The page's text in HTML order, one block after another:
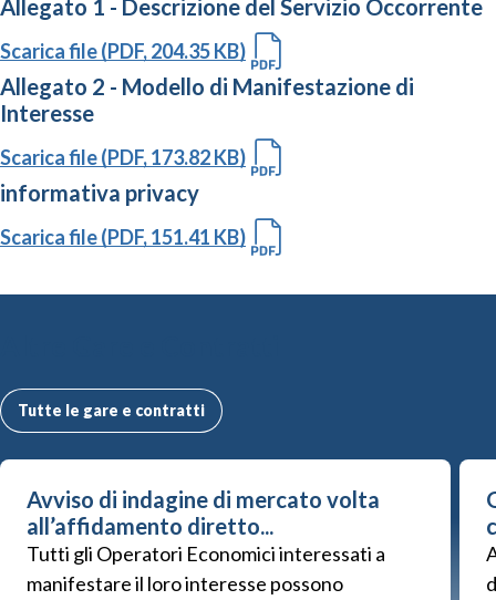
Allegato 1 - Descrizione del Servizio Occorrente
Scarica file (PDF, 204.35 KB)
Allegato 2 - Modello di Manifestazione di
Interesse
Scarica file (PDF, 173.82 KB)
informativa privacy
Scarica file (PDF, 151.41 KB)
Tutte le gare e contratti
Avviso di indagine di mercato volta
all’affidamento diretto...
Tutti gli Operatori Economici interessati a
manifestare il loro interesse possono